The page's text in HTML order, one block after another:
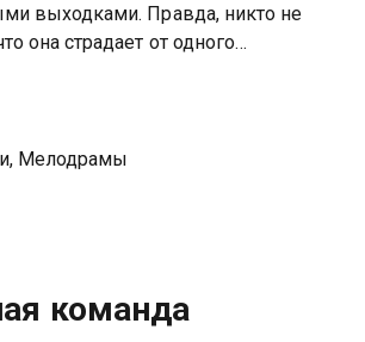
выходками. Правда, никто не
она страдает от одного
Один раз в месяц ее
неделю жить под другим
знакомится с симпатичным
не способен запоминать лица...
Мелодрамы
команда